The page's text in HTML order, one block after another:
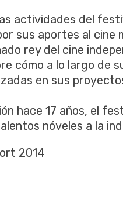
actividades del
sus aportes al cine
rey del cine
cómo a lo largo de
en sus
hace 17 años, el
nóveles a la
2014